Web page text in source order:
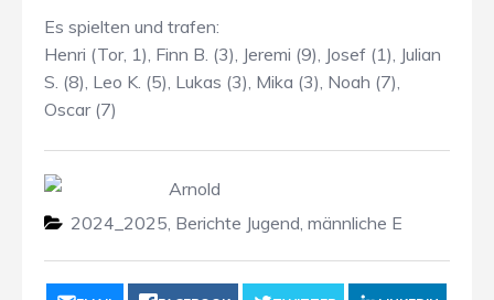
Es spielten und trafen:
Henri (Tor, 1), Finn B. (3), Jeremi (9), Josef (1), Julian
S. (8), Leo K. (5), Lukas (3), Mika (3), Noah (7),
Oscar (7)
Arnold
2024_2025, Berichte Jugend, männliche E